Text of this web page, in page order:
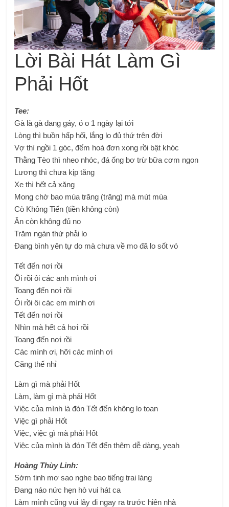
Lời Bài Hát Làm Gì
Phải Hốt
Tee:
Gà là gà đang gáy, ó o 1 ngày lại tới
Lòng thì buồn hấp hối, lắng lo đủ thứ trên đời
Vợ thì ngồi 1 góc, đếm hoá đơn xong rồi bật khóc
Thằng Tèo thì nheo nhóc, đá ống bơ trừ bữa cơm ngon
Lương thì chưa kịp tăng
Xe thì hết cả xăng
Mong chờ bao mùa trăng (trăng) mà mút mùa
Cò Không Tiến (tiền không còn)
Ăn còn không đủ no
Trăm ngàn thứ phải lo
Đang bình yên tự do mà chưa về mo đã lo sốt vó
Tết đến nơi rồi
Ôi rồi ôi các anh mình ơi
Toang đến nơi rồi
Ôi rồi ôi các em mình ơi
Tết đến nơi rồi
Nhìn mà hết cả hơi rồi
Toang đến nơi rồi
Các mình ơi, hỡi các mình ơi
Căng thế nhỉ
Làm gì mà phải Hốt
Làm, làm gì mà phải Hốt
Việc của mình là đón Tết đến không lo toan
Việc gì phải Hốt
Việc, việc gì mà phải Hốt
Việc của mình là đón Tết đến thêm dễ dàng, yeah
Hoàng Thùy Linh:
Sớm tinh mơ sao nghe bao tiếng trai làng
Đang náo nức hẹn hò vui hát ca
Làm mình cũng vui lây đi ngay ra trước hiên nhà